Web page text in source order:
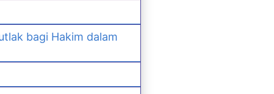
bagi Hakim dalam